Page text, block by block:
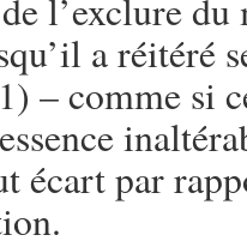
l’exclure du
a réitéré
– comme si
écart par